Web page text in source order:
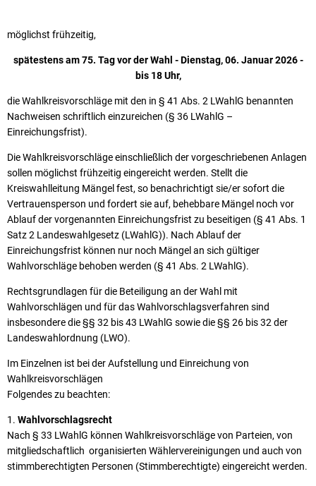
möglichst frühzeitig,
spätestens am 75. Tag vor der Wahl - Dienstag, 06. Januar 2026 -
bis 18 Uhr,
die Wahlkreisvorschläge mit den in § 41 Abs. 2 LWahlG benannten
Nachweisen schriftlich einzureichen (§ 36 LWahlG –
Einreichungsfrist).
Die Wahlkreisvorschläge einschließlich der vorgeschriebenen Anlagen
sollen möglichst frühzeitig eingereicht werden. Stellt die
Kreiswahlleitung Mängel fest, so benachrichtigt sie/er sofort die
Vertrauensperson und fordert sie auf, behebbare Mängel noch vor
Ablauf der vorgenannten Einreichungsfrist zu beseitigen (§ 41 Abs. 1
Satz 2 Landeswahlgesetz (LWahlG)). Nach Ablauf der
Einreichungsfrist können nur noch Mängel an sich gültiger
Wahlvorschläge behoben werden (§ 41 Abs. 2 LWahlG).
Rechtsgrundlagen für die Beteiligung an der Wahl mit
Wahlvorschlägen und für das Wahlvorschlagsverfahren sind
insbesondere die §§ 32 bis 43 LWahlG sowie die §§ 26 bis 32 der
Landeswahlordnung (LWO).
Im Einzelnen ist bei der Aufstellung und Einreichung von
Wahlkreisvorschlägen
Folgendes zu beachten:
Wahlvorschlagsrecht
Nach § 33 LWahlG können Wahlkreisvorschläge von Parteien, von
mitgliedschaftlich organisierten Wählervereinigungen und auch von
stimmberechtigten Personen (Stimmberechtigte) eingereicht werden.